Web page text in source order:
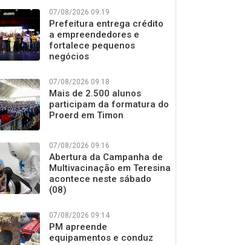
07/08/2026 09:19
Prefeitura entrega crédito
a empreendedores e
fortalece pequenos
negócios
07/08/2026 09:18
Mais de 2.500 alunos
participam da formatura do
Proerd em Timon
07/08/2026 09:16
Abertura da Campanha de
Multivacinação em Teresina
acontece neste sábado
(08)
07/08/2026 09:14
PM apreende
equipamentos e conduz